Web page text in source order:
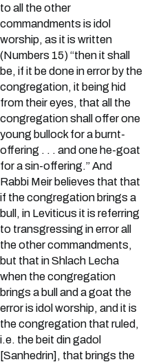
to all the other
commandments is idol
worship, as it is written
(Numbers 15) “then it shall
be, if it be done in error by the
congregation, it being hid
from their eyes, that all the
congregation shall offer one
young bullock for a burnt-
offering . . . and one he-goat
for a sin-offering.” And
Rabbi Meir believes that that
if the congregation brings a
bull, in Leviticus it is referring
to transgressing in error all
the other commandments,
but that in Shlach Lecha
when the congregation
brings a bull and a goat the
error is idol worship, and it is
the congregation that ruled,
i.e. the beit din gadol
[Sanhedrin], that brings the